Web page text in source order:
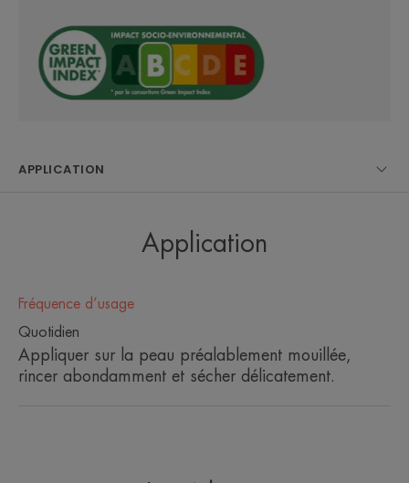
• pH physiologique et sans savon.
TEXTURE
APPLICATION
Application
Fréquence d’usage
Quotidien
Appliquer sur la peau préalablement mouillée,
rincer abondamment et sécher délicatement.